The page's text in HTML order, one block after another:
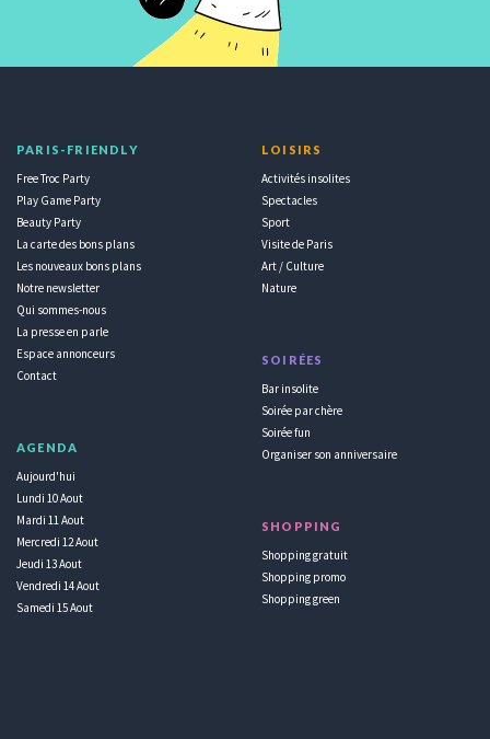
PARIS-FRIENDLY
Free Troc Party
Play Game Party
Beauty Party
La carte des bons plans
Les nouveaux bons plans
Notre newsletter
Qui sommes-nous
La presse en parle
Espace annonceurs
Contact
AGENDA
Aujourd'hui
Lundi 10 Aout
Mardi 11 Aout
Mercredi 12 Aout
Jeudi 13 Aout
Vendredi 14 Aout
Samedi 15 Aout
LOISIRS
Activités insolites
Spectacles
Sport
Visite de Paris
Art / Culture
Nature
SOIRÉES
Bar insolite
Soirée par chère
Soirée fun
Organiser son anniversaire
SHOPPING
Shopping gratuit
Shopping promo
Shopping green